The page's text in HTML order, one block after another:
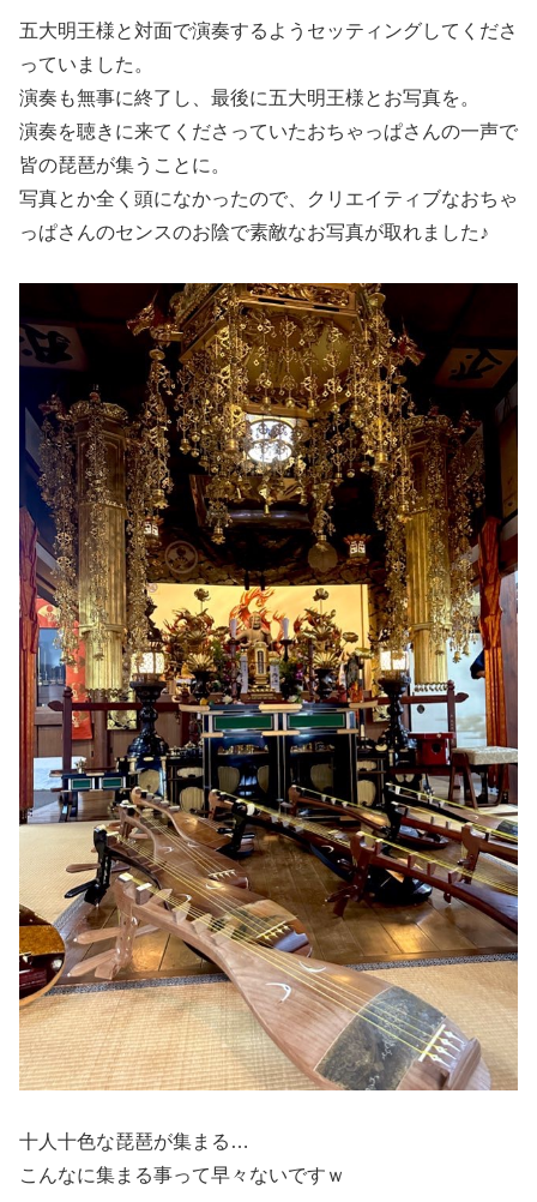
五大明王様と対面で演奏するようセッティングしてくださ
っていました。
演奏も無事に終了し、最後に五大明王様とお写真を。
演奏を聴きに来てくださっていたおちゃっぱさんの一声で
皆の琵琶が集うことに。
写真とか全く頭になかったので、クリエイティブなおちゃ
っぱさんのセンスのお陰で素敵なお写真が取れました♪
十人十色な琵琶が集まる…
こんなに集まる事って早々ないですｗ